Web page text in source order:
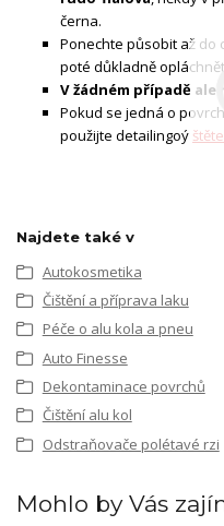
černa.
Ponechte působit až do
poté důkladně
V žádném případě
Pokud se jedná o
použijte detailingoý
Najdete také v
Autokosmetika
Čištění a příprava laku
Péče o alu kola a pneu
Auto Finesse
Dekontaminace povrchů
Čištění alu kol
Odstraňovače polétavé rzi
Mohlo by Vás